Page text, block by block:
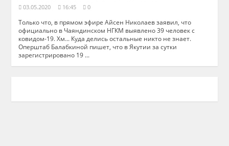
03.05.2020 16:45 0
Только что, в прямом эфире Айсен Николаев заявил, что
официально в Чаяндинском НГКМ выявлено 39 человек с
ковидом-19. Хм... Куда делись остальные никто не знает.
Оперштаб Балабкиной пишет, что в Якутии за сутки
зарегистрировано 19 ...